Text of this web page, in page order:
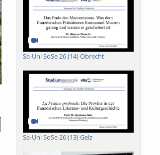
Sa-Uni SoSe 26 (14) Obrecht
Sa-Uni SoSe 26 (13) Gelz